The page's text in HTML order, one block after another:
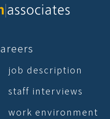
careers
job description
staff interviews
work environment